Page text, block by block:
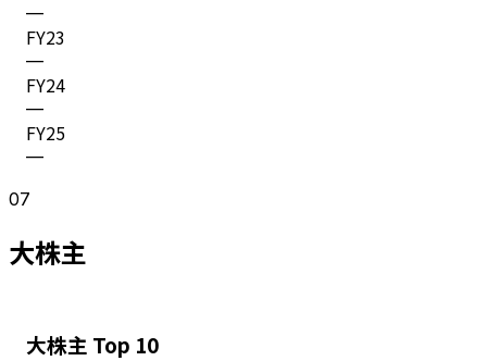
—
FY23
—
FY24
—
FY25
—
07
大株主
大株主 Top 10